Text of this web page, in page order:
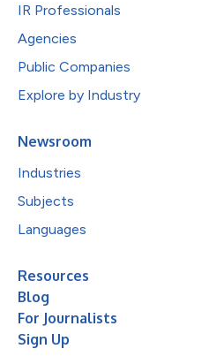
IR Professionals
Agencies
Public Companies
Explore by Industry
Newsroom
Industries
Subjects
Languages
Resources
Blog
For Journalists
Sign Up